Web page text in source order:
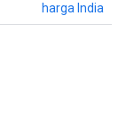
harga India